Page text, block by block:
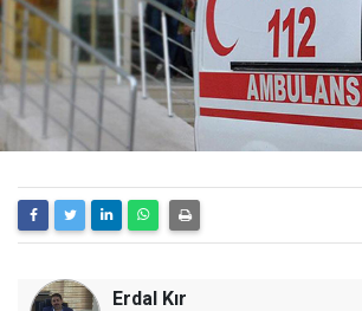
Erdal Kır